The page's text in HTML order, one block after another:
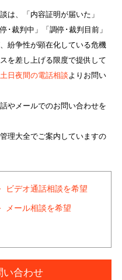
は、「内容証明が届いた」
･裁判中」「調停･裁判目前」
紛争性が顕在化している危機
を差し上げる限度で提供して
土日夜間の電話相談よりお問い
やメールでのお問い合わせを
理大全でご案内していますの
ビデオ通話相談を希望
メール相談を希望
い合わせ